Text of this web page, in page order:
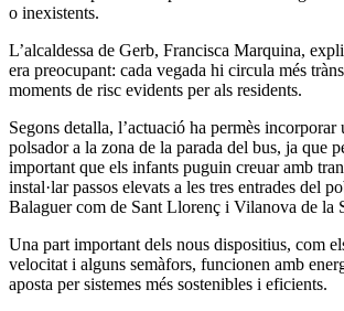
o inexistents.
L’alcaldessa de Gerb, Francisca Marquina,
era preocupant: cada vegada hi circula més
moments de risc evidents per als residents.
Segons detalla, l’actuació ha permès incorporar
polsador a la zona de la parada del bus, ja que
important que els infants puguin creuar amb
instal·lar passos elevats a les tres entrades del
Balaguer com de Sant Llorenç i Vilanova de la
Una part important dels nous dispositius, com
velocitat i alguns semàfors, funcionen amb
aposta per sistemes més sostenibles i eficients.